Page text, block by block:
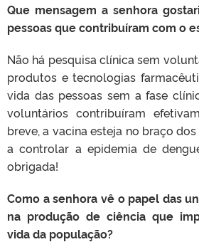
Que mensagem a senhora
pessoas que contribuíram com o
Não há pesquisa clínica sem
produtos e tecnologias
vida das pessoas sem a fase
voluntários contribuíram
breve, a vacina esteja no braço
a controlar a epidemia de
obrigada!
Como a senhora vê o papel das
na produção de ciência que
vida da população?